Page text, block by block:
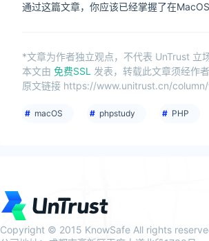
通过这篇文章，你应该已经掌握了在
*文章为作者独立观点，不代表 UnTrust 立
本文由 免费SSL
发表，转载此文章须经作
原文链接 https://www.unitrust.cn/
macOS phpstudy PHP
Copyright © 2015 KnowSafe All rights